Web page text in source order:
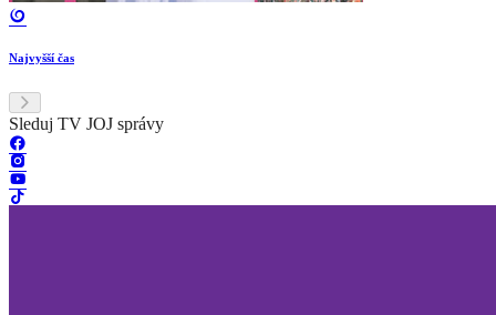
Najvyšší čas
Sleduj TV JOJ správy